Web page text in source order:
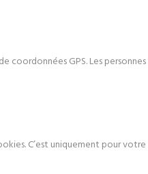
coordonnées GPS. Les
C’est uniquement pour